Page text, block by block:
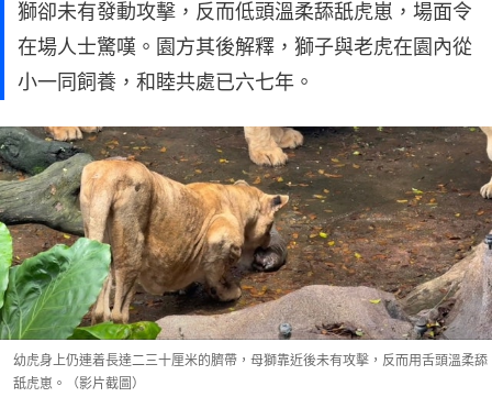
獅卻未有發動攻擊，反而低頭溫柔舔舐虎崽，場面令
在場人士驚嘆。園方其後解釋，獅子與老虎在園內從
小一同飼養，和睦共處已六七年。
幼虎身上仍連着長達二三十厘米的臍帶，母獅靠近後未有攻擊，反而用舌頭溫柔舔
舐虎崽。（影片截圖）